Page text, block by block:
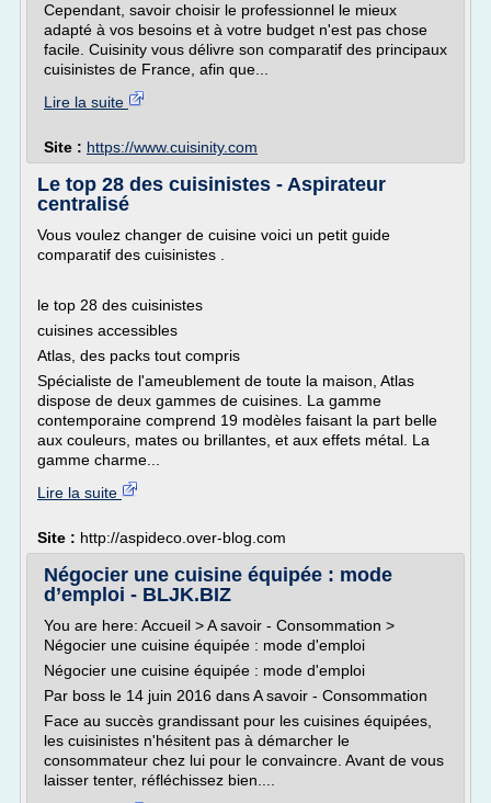
Cependant, savoir choisir le professionnel le mieux
adapté à vos besoins et à votre budget n'est pas chose
facile. Cuisinity vous délivre son comparatif des principaux
cuisinistes de France, afin que...
Lire la suite
Site : https://www.cuisinity.com
Le top 28 des cuisinistes - Aspirateur
centralisé
Vous voulez changer de cuisine voici un petit guide
comparatif des cuisinistes .
le top 28 des cuisinistes
cuisines accessibles
Atlas, des packs tout compris
Spécialiste de l'ameublement de toute la maison, Atlas
dispose de deux gammes de cuisines. La gamme
contemporaine comprend 19 modèles faisant la part belle
aux couleurs, mates ou brillantes, et aux effets métal. La
gamme charme...
Lire la suite
Site : http://aspideco.over-blog.com
Négocier une cuisine équipée : mode
d’emploi - BLJK.BIZ
You are here: Accueil > A savoir - Consommation >
Négocier une cuisine équipée : mode d'emploi
Négocier une cuisine équipée : mode d'emploi
Par boss le 14 juin 2016 dans A savoir - Consommation
Face au succès grandissant pour les cuisines équipées,
les cuisinistes n'hésitent pas à démarcher le
consommateur chez lui pour le convaincre. Avant de vous
laisser tenter, réfléchissez bien....